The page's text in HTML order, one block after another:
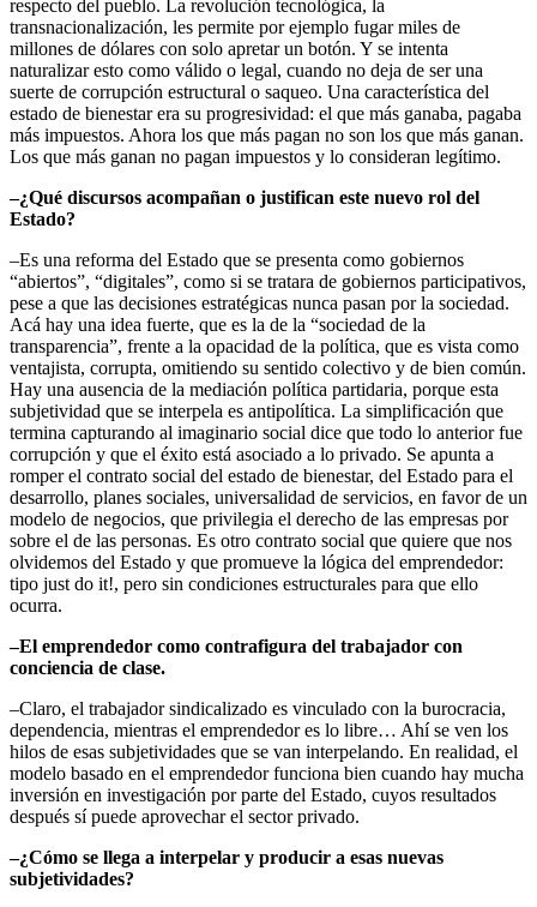
respecto del pueblo. La revolución tecnológica, la
transnacionalización, les permite por ejemplo fugar miles de
millones de dólares con solo apretar un botón. Y se intenta
naturalizar esto como válido o legal, cuando no deja de ser una
suerte de corrupción estructural o saqueo. Una característica del
estado de bienestar era su progresividad: el que más ganaba, pagaba
más impuestos. Ahora los que más pagan no son los que más ganan.
Los que más ganan no pagan impuestos y lo consideran legítimo.
–¿Qué discursos acompañan o justifican este nuevo rol del
Estado?
–Es una reforma del Estado que se presenta como gobiernos
“abiertos”, “digitales”, como si se tratara de gobiernos participativos,
pese a que las decisiones estratégicas nunca pasan por la sociedad.
Acá hay una idea fuerte, que es la de la “sociedad de la
transparencia”, frente a la opacidad de la política, que es vista como
ventajista, corrupta, omitiendo su sentido colectivo y de bien común.
Hay una ausencia de la mediación política partidaria, porque esta
subjetividad que se interpela es antipolítica. La simplificación que
termina capturando al imaginario social dice que todo lo anterior fue
corrupción y que el éxito está asociado a lo privado. Se apunta a
romper el contrato social del estado de bienestar, del Estado para el
desarrollo, planes sociales, universalidad de servicios, en favor de un
modelo de negocios, que privilegia el derecho de las empresas por
sobre el de las personas. Es otro contrato social que quiere que nos
olvidemos del Estado y que promueve la lógica del emprendedor:
tipo just do it!, pero sin condiciones estructurales para que ello
ocurra.
–El emprendedor como contrafigura del trabajador con
conciencia de clase.
–Claro, el trabajador sindicalizado es vinculado con la burocracia,
dependencia, mientras el emprendedor es lo libre… Ahí se ven los
hilos de esas subjetividades que se van interpelando. En realidad, el
modelo basado en el emprendedor funciona bien cuando hay mucha
inversión en investigación por parte del Estado, cuyos resultados
después sí puede aprovechar el sector privado.
–¿Cómo se llega a interpelar y producir a esas nuevas
subjetividades?